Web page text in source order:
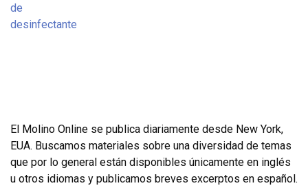
El Molino Online se publica diariamente desde New York,
EUA. Buscamos materiales sobre una diversidad de temas
que por lo general están disponibles únicamente en inglés
u otros idiomas y publicamos breves excerptos en español.